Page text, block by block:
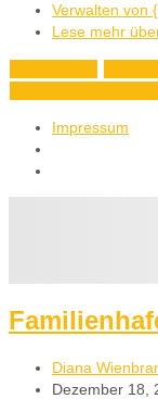
Verwalten von
Lese mehr
Impressum
Diana
Dezember 18,